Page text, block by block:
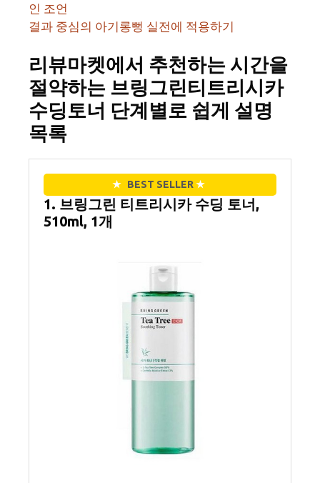
인 조언
결과 중심의 아기롱뻥 실전에 적용하기
리뷰마켓에서 추천하는 시간을
절약하는 브링그린티트리시카
수딩토너 단계별로 쉽게 설명
목록
★ BEST SELLER ★
1. 브링그린 티트리시카 수딩 토너,
510ml, 1개